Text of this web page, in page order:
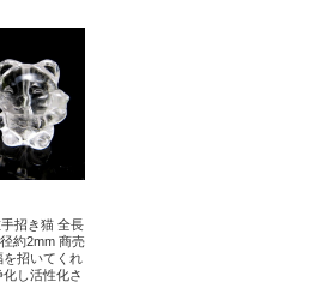
招き猫 全長
約2mm 商売
招いてくれ
し活性化さ